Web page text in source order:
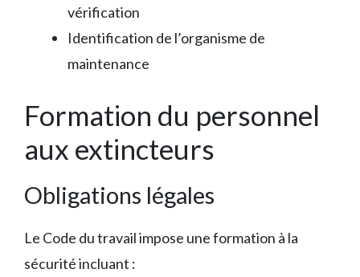
vérification
Identification de l’organisme de
maintenance
Formation du personnel
aux extincteurs
Obligations légales
Le Code du travail impose une formation à la
sécurité incluant :